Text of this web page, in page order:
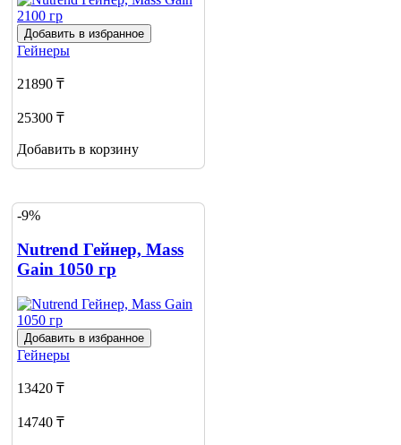
Добавить в избранное
Гейнеры
21890 ₸
25300 ₸
Добавить в корзину
-9%
Nutrend Гейнер, Mass
Gain 1050 гр
Добавить в избранное
Гейнеры
13420 ₸
14740 ₸